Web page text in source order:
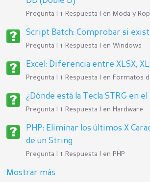
Pregunta | 1 Respuesta | enModa y
Script Batch: Comprobar si
Pregunta | 1 Respuesta | enWindows
Excel: Diferencia entre XLSX,
Pregunta | 1 Respuesta | en Formatos
¿Dónde está la Tecla STRG en el
Pregunta | 1 Respuesta | en Hardware
PHP: Eliminar los últimos X
de un String
Pregunta | 1 Respuesta | en PHP
Mostrar más